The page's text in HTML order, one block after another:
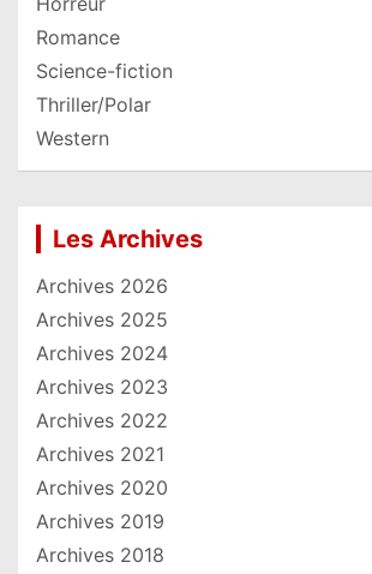
Romance
Science-fiction
Thriller/Polar
Western
Les Archives
Archives 2026
Archives 2025
Archives 2024
Archives 2023
Archives 2022
Archives 2021
Archives 2020
Archives 2019
Archives 2018